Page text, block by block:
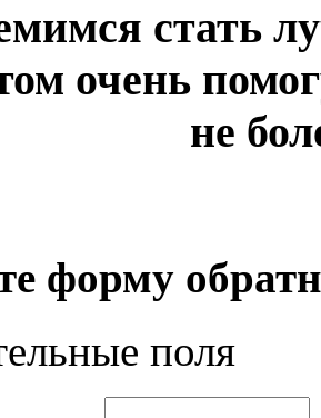
стать
очень
не
форму
поля